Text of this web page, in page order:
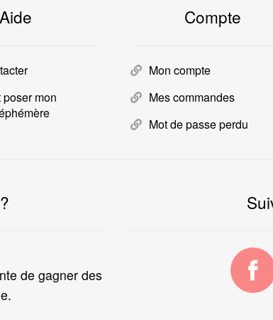
Aide
mon
Compte
Mon compte
Mes commandes
Mot de passe perdu
de gagner des